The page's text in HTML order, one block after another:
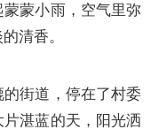
蒙小雨，空气里弥
清香。
街道，停在了村委
湛蓝的天，阳光洒